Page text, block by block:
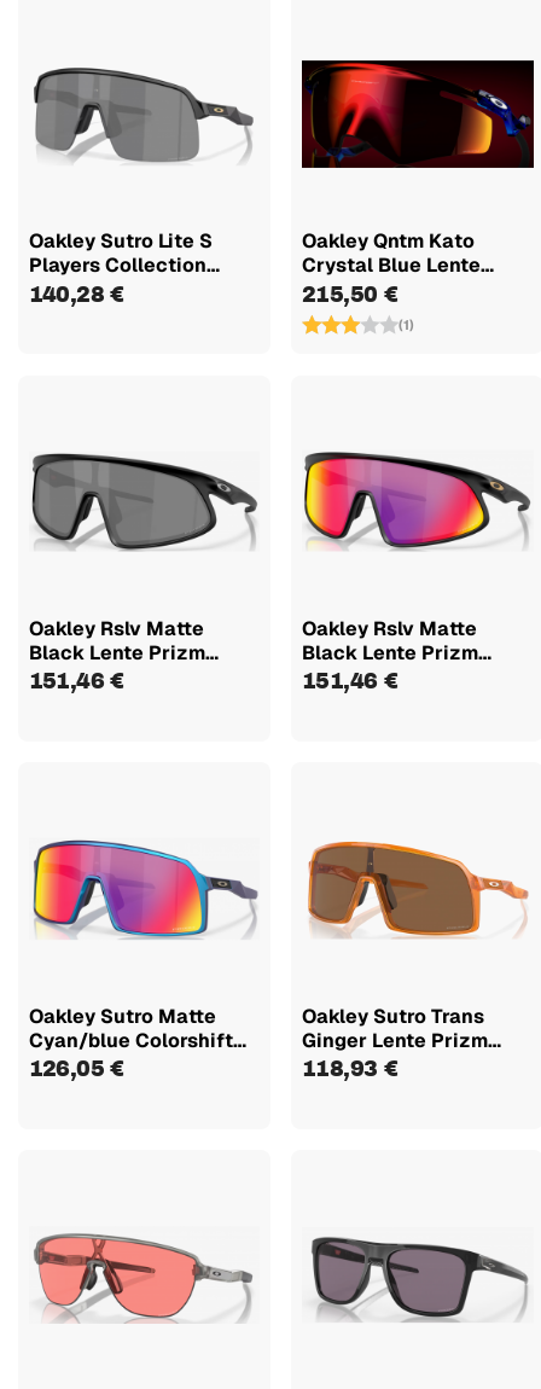
Oakley Sutro Lite S
Players Collection
Matte...
140,28 €
Oakley Qntm Kato
Crystal Blue Lente
Prizm Ruby...
215,50 €
(1)
Oakley Rslv Matte
Black Lente Prizm
Black...
151,46 €
Oakley Rslv Matte
Black Lente Prizm
Road...
151,46 €
Oakley Sutro Matte
Cyan/blue Colorshift
Lente...
126,05 €
Oakley Sutro Trans
Ginger Lente Prizm
Bronze...
118,93 €